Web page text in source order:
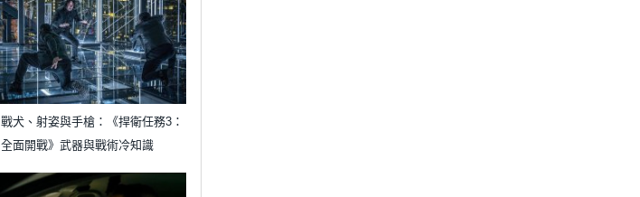
戰犬、射姿與手槍：《捍衛任務3：
全面開戰》武器與戰術冷知識